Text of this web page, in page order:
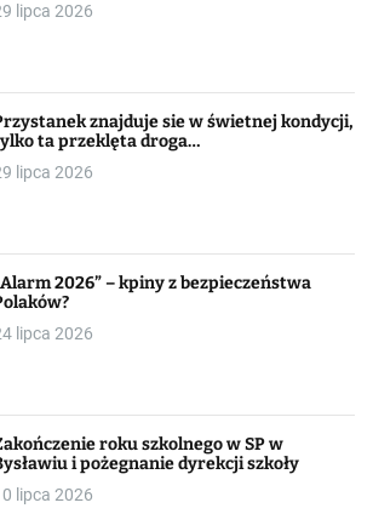
lipca 2026
znajduje sie w świetnej kondycji,
ta przeklęta droga…
lipca 2026
2026” – kpiny z bezpieczeństwa
lipca 2026
roku szkolnego w SP w
i pożegnanie dyrekcji szkoły
lipca 2026